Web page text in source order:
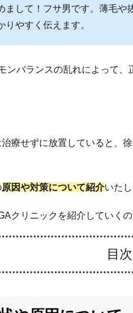
まして！フサ男です。薄毛や
りやすく伝えます。
ンバランスの乱れによって
療せずに放置していると、
原因や対策について紹介いたし
クリニックを紹介していく
目次